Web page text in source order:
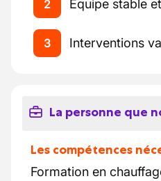
2 Équipe stable
3 Interventions
La personne que
Les compétences
Formation en